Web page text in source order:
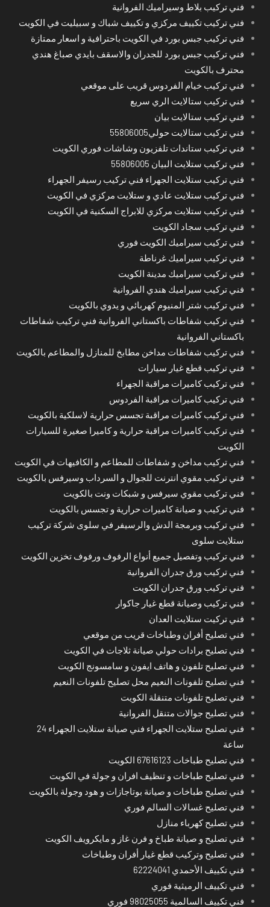
فني تركيب بلاط وسيراميك الفروانية
فني تركيب تكييف مركزي و تكييف شباك و سبيليت في الكويت
فني تركيب جبس بورد في الكويت باحترافية و اسعار ممتازة
فني تركيب جبس بورد للجدران والاسقف بايدي صباغ هندي
محترف بالكويت
فني تركيب خيام الفردوس قريب على موقعي
فني تركيب ستالايت الري سريع
فني تركيب ستالايت بيان
فني تركيب ستالايت حولي55806005
فني تركيب ستاندات تلفزيون وشاشات فوري الكويت
فني تركيب ستلايت البيان 55806005
فني تركيب ستلايت الجهراء فني تركيب رسيفر الجهراء
فني تركيب ستلايت عادي و ستلايت مركزي في الكويت
فني تركيب ستلايت مركزي للابراج السكنية في الكويت
فني تركيب سجاد الكويت
فني تركيب سيراميك الكويت فوري
فني تركيب سيراميك غرناطة
فني تركيب سيراميك مدينة الكويت
فني تركيب سيراميك هندي الفروانية
فني تركيب شتر المنيوم كهربائي و يدوي بالكويت
فني تركيب شفاطات باكستاني الفروانية فني تركيب شفاطات
باكستاني الفروانية
فني تركيب شفاطات مداخن مطابخ للمنازل والمطاعم بالكويت
فني تركيب قطع غيار سيارات
فني تركيب كاميرات مراقبة الجهراء
فني تركيب كاميرات مراقبة الفردوس
فني تركيب كاميرات مراقبة تجسس حرارية لاسلكية بالكويت
فني تركيب كاميرات مراقبة حرارية و كاميرا صغيرة للسيارات
الكويت
فني تركيب مداخن و شفاطات للمطاعم و الكافيهات في الكويت
فني تركيب مقوي انترنت للجوال و السرداب وسيرفس بالكويت
فني تركيب مقوي سيرفس و شبكات ونت بالكويت
فني تركيب و صيانة كاميرات حرارية و تجسس بالكويت
فني تركيب وبرمجة الدش والرسيفر في سلوى شركة تركيب
ستلايت سلوى
فني تركيب وتفصيل جميع أنواع الرفوف ورفوف تخزين الكويت
فني تركيب ورق جدران الفروانية
فني تركيب ورق جدران الكويت
فني تركيب وصيانة قطع غيار جاكوار
فني تركيت ستلايت العدان
فني تصليح أفران وطباخات قريب من موقعي
فني تصليح برادات حولي صيانة ثلاجات في الكويت
فني تصليح تلفون و هاتف ايفون و سامسونج الكويت
فني تصليح تلفونات النعيم محل تصليح تلفونات النعيم
فني تصليح تلفونات متنقلة الكويت
فني تصليح جوالات متنقل الفروانية
فني تصليح ستلايت الجهراء فني صيانة ستلايت الجهراء 24
ساعة
فني تصليح طباخات 67616123 الكويت
فني تصليح طباخات و تنظيف افران و جولة في الكويت
فني تصليح طباخات و صيانة بوتاجازات و هود وجولة بالكويت
فني تصليح غسالات السالم فوري
فني تصليح كهرباء منازل
فني تصليح و صيانة طباخ و فرن غاز و مايكرويف الكويت
فني تصليح وتركيب قطع غيار أفران وطباخات
فني تكييف الأحمدي 62224041
فني تكييف الرميثية فوري
فني تكييف السالمية 98025055 فوري